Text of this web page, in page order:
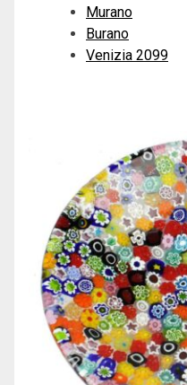
Murano
Burano
Venizia 2099